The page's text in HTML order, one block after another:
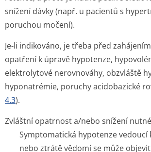
snížení dávky (např. u pacientů s
poruchou močení).
Je-li indikováno, je třeba před
opatření k úpravě hypotenze,
elektrolytové nerovnováhy, obzvláště
hyponatrémie, poruchy acidobazické
4.3).
Zvláštní opatrnost a/nebo snížení
Symptomatická hypotenze vedoucí
nebo ztrátě vědomí se může